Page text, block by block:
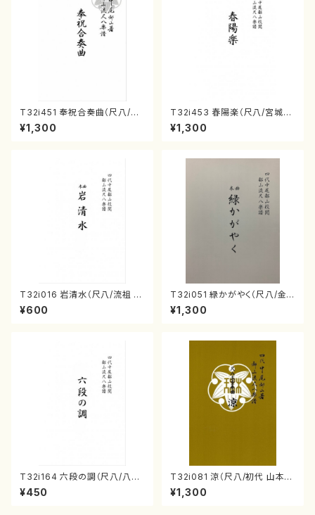
T32i451 奉祝合奏曲（尺八/久
本玄智/楽譜）都山流公刊楽譜曲
番:2158
¥1,300
T32i453 春陽楽（尺八/宮城道
雄/楽譜）都山流公刊楽譜曲番:2
160
¥1,300
T32i016 岩清水（尺八/流祖 中
尾都山/楽譜）都山：15
¥600
T32i051 緑かがやく（尺八/金
森高山/楽譜）都山流公刊楽譜曲
番：50
¥1,300
T32i164 六段の調（尺八/八橋
検校/楽譜）都山流公刊楽譜曲
番:1016
¥450
T32i081 涼（尺八/初代 山本邦
山/尺八/都山式譜）都山流公刊
楽譜曲番:530
¥1,300